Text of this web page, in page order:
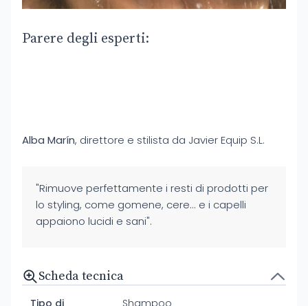
Parere degli esperti:
Alba Marín, direttore e stilista da Javier Equip S.L.
"Rimuove perfettamente i resti di prodotti per
lo styling, come gomene, cere... e i capelli
appaiono lucidi e sani".
Scheda tecnica